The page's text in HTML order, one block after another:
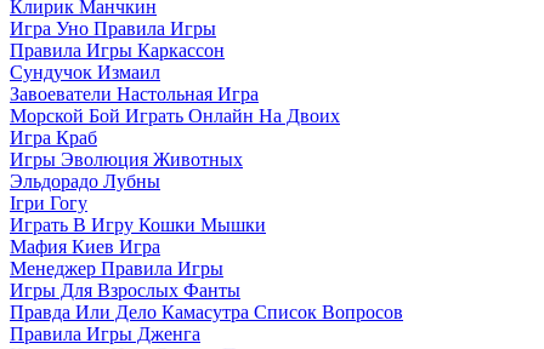
Клирик Манчкин
Игра Уно Правила Игры
Правила Игры Каркассон
Сундучок Измаил
Завоеватели Настольная Игра
Морской Бой Играть Онлайн На Двоих
Игра Краб
Игры Эволюция Животных
Эльдорадо Лубны
Ігри Гогу
Играть В Игру Кошки Мышки
Мафия Киев Игра
Менеджер Правила Игры
Игры Для Взрослых Фанты
Правда Или Дело Камасутра Список Вопросов
Правила Игры Дженга